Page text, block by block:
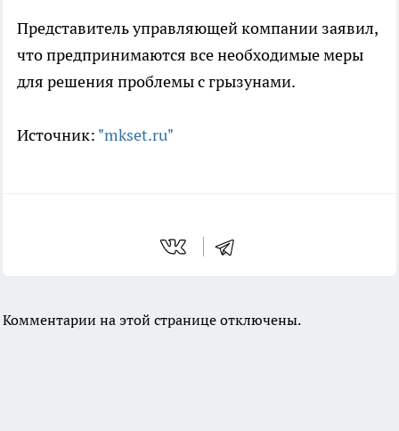
Представитель управляющей компании заявил,
что предпринимаются все необходимые меры
для решения проблемы с грызунами.
Источник: "mkset.ru"
Комментарии на этой странице отключены.